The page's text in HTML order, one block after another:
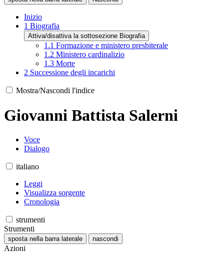
Inizio
1 Biografia
Attiva/disattiva la sottosezione Biografia
1.1 Formazione e ministero presbiterale
1.2 Ministero cardinalizio
1.3 Morte
2 Successione degli incarichi
Mostra/Nascondi l'indice
Giovanni Battista Salerni
Voce
Dialogo
italiano
Leggi
Visualizza sorgente
Cronologia
strumenti
Strumenti
sposta nella barra laterale nascondi
Azioni